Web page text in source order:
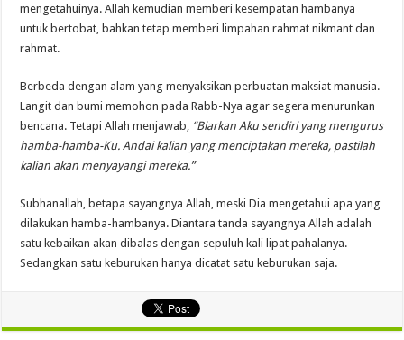
mengetahuinya. Allah kemudian memberi kesempatan hambanya
untuk bertobat, bahkan tetap memberi limpahan rahmat nikmant dan
rahmat.
Berbeda dengan alam yang menyaksikan perbuatan maksiat manusia.
Langit dan bumi memohon pada Rabb-Nya agar segera menurunkan
bencana. Tetapi Allah menjawab, “Biarkan Aku sendiri yang mengurus
hamba-hamba-Ku. Andai kalian yang menciptakan mereka, pastilah
kalian akan menyayangi mereka.”
Subhanallah, betapa sayangnya Allah, meski Dia mengetahui apa yang
dilakukan hamba-hambanya. Diantara tanda sayangnya Allah adalah
satu kebaikan akan dibalas dengan sepuluh kali lipat pahalanya.
Sedangkan satu keburukan hanya dicatat satu keburukan saja.